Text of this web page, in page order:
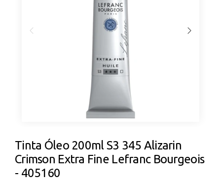
Tinta Óleo 200ml S3 345 Alizarin
Crimson Extra Fine Lefranc Bourgeois
- 405160